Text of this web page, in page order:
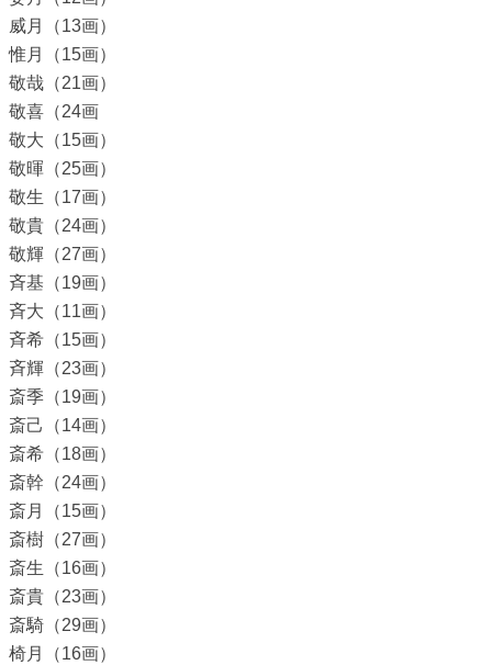
威月（13画）
惟月（15画）
敬哉（21画）
敬喜（24画
敬大（15画）
敬暉（25画）
敬生（17画）
敬貴（24画）
敬輝（27画）
斉基（19画）
斉大（11画）
斉希（15画）
斉輝（23画）
斎季（19画）
斎己（14画）
斎希（18画）
斎幹（24画）
斎月（15画）
斎樹（27画）
斎生（16画）
斎貴（23画）
斎騎（29画）
椅月（16画）